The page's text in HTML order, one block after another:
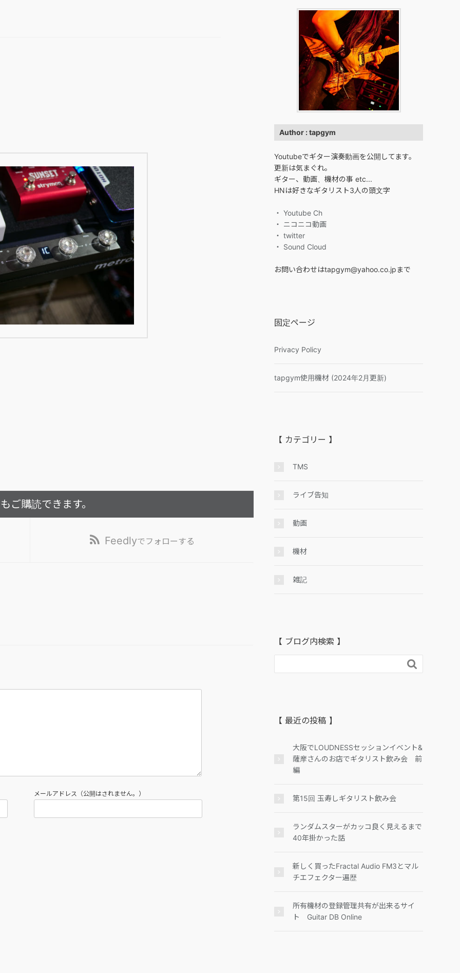
ご購読できます。
Feedlyでフォローする
メールアドレス（公開はされません。）
Author : tapgym
Youtubeでギター演奏動画を公開してます。
更新は気まぐれ。
ギター、動画、機材の事 etc...
HNは好きなギタリスト3人の頭文字
・ Youtube Ch
・ ニコニコ動画
・ twitter
・ Sound Cloud
お問い合わせはtapgym@yahoo.co.jpまで
固定ページ
Privacy Policy
tapgym使用機材 (2024年2月更新)
【 カテゴリー 】
TMS
ライブ告知
動画
機材
雑記
【 ブログ内検索 】

【 最近の投稿 】
大阪でLOUDNESSセッションイベント&
薩摩さんのお店でギタリスト飲み会 前
編
第15回 玉寿しギタリスト飲み会
ランダムスターがカッコ良く見えるまで
40年掛かった話
新しく買ったFractal Audio FM3とマル
チエフェクター遍歴
所有機材の登録管理共有が出来るサイ
ト Guitar DB Online